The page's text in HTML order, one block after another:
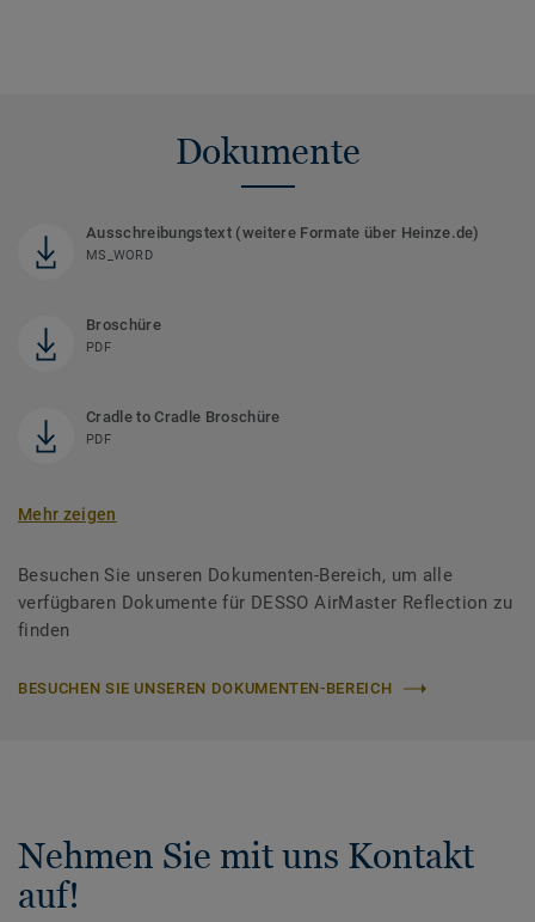
Dokumente
Ausschreibungstext (weitere Formate über Heinze.de)
MS_WORD
Broschüre
PDF
Cradle to Cradle Broschüre
PDF
Mehr zeigen
Besuchen Sie unseren Dokumenten-Bereich, um alle
verfügbaren Dokumente für DESSO AirMaster Reflection zu
finden
BESUCHEN SIE UNSEREN DOKUMENTEN-BEREICH
Nehmen Sie mit uns Kontakt
auf!